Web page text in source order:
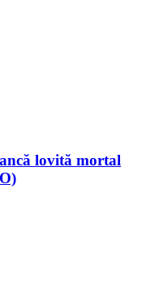
lovită mortal